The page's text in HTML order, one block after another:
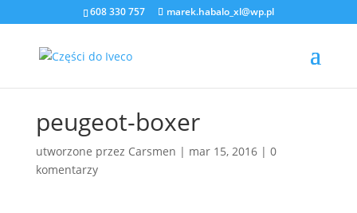
608 330 757 marek.habalo_xl@wp.pl
peugeot-boxer
utworzone przez Carsmen | mar 15, 2016| 0
komentarzy